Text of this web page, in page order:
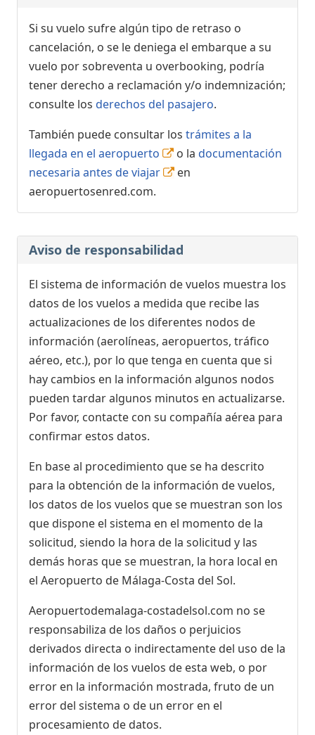
Si su vuelo sufre algún tipo de retraso o
cancelación, o se le deniega el embarque a su
vuelo por sobreventa u overbooking, podría
tener derecho a reclamación y/o indemnización;
consulte los derechos del pasajero.
También puede consultar los trámites a la
llegada en el aeropuerto
o la documentación
necesaria antes de viajar
en
aeropuertosenred.com.
Aviso de responsabilidad
El sistema de información de vuelos muestra los
datos de los vuelos a medida que recibe las
actualizaciones de los diferentes nodos de
información (aerolíneas, aeropuertos, tráfico
aéreo, etc.), por lo que tenga en cuenta que si
hay cambios en la información algunos nodos
pueden tardar algunos minutos en actualizarse.
Por favor, contacte con su compañía aérea para
confirmar estos datos.
En base al procedimiento que se ha descrito
para la obtención de la información de vuelos,
los datos de los vuelos que se muestran son los
que dispone el sistema en el momento de la
solicitud, siendo la hora de la solicitud y las
demás horas que se muestran, la hora local en
el Aeropuerto de Málaga-Costa del Sol.
Aeropuertodemalaga-costadelsol.com no se
responsabiliza de los daños o perjuicios
derivados directa o indirectamente del uso de la
información de los vuelos de esta web, o por
error en la información mostrada, fruto de un
error del sistema o de un error en el
procesamiento de datos.